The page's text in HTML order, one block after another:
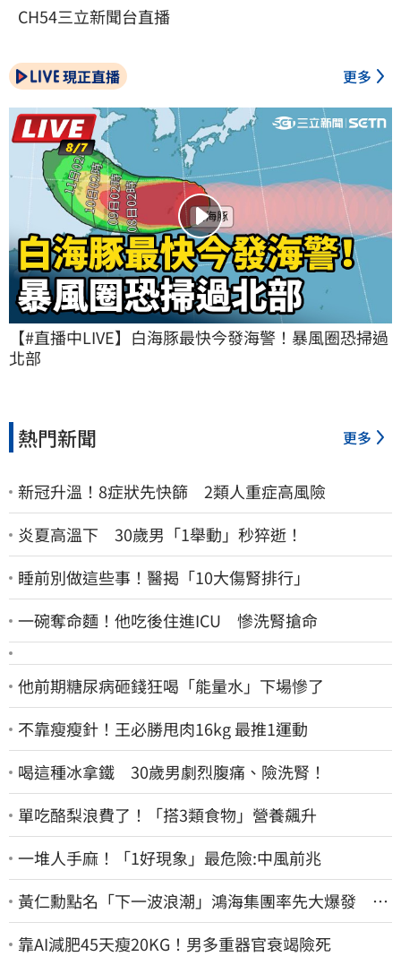
CH54三立新聞台直播
現正直播 更多
【#直播中LIVE】白海豚最快今發海警！暴風圈恐掃過
北部
熱門新聞 更多
新冠升溫！8症狀先快篩 2類人重症高風險
炎夏高溫下 30歲男「1舉動」秒猝逝！
睡前別做這些事！醫揭「10大傷腎排行」
一碗奪命麵！他吃後住進ICU 慘洗腎搶命
他前期糖尿病砸錢狂喝「能量水」下場慘了
不靠瘦瘦針！王必勝甩肉16kg 最推1運動
喝這種冰拿鐵 30歲男劇烈腹痛、險洗腎！
單吃酪梨浪費了！「搭3類食物」營養飆升
一堆人手麻！「1好現象」最危險:中風前兆
黃仁勳點名「下一波浪潮」鴻海集團率先大爆發 台
股這族群全面噴出
靠AI減肥45天瘦20KG！男多重器官衰竭險死